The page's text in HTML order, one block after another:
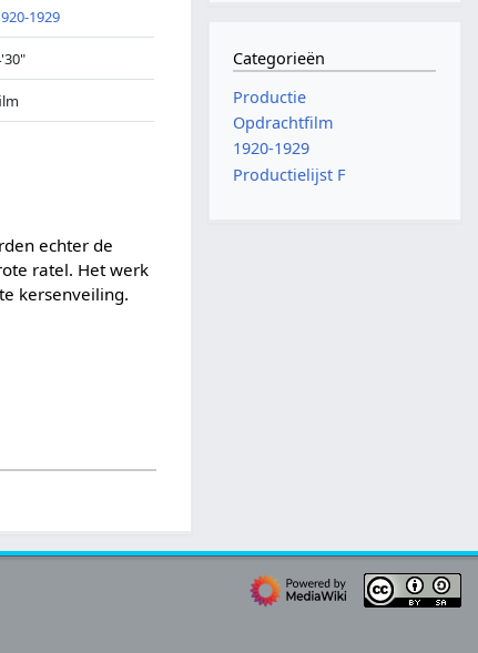
1929
echter de
ratel. Het werk
kersenveiling.
Categorieën
Productie
Opdrachtfilm
1920-1929
Productielijst F